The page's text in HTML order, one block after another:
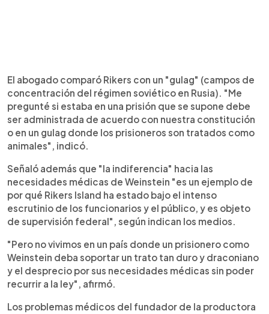
El abogado comparó Rikers con un "gulag" (campos de
concentración del régimen soviético en Rusia). "Me
pregunté si estaba en una prisión que se supone debe
ser administrada de acuerdo con nuestra constitución
o en un gulag donde los prisioneros son tratados como
animales", indicó.
Señaló además que "la indiferencia" hacia las
necesidades médicas de Weinstein "es un ejemplo de
por qué Rikers Island ha estado bajo el intenso
escrutinio de los funcionarios y el público, y es objeto
de supervisión federal", según indican los medios.
"Pero no vivimos en un país donde un prisionero como
Weinstein deba soportar un trato tan duro y draconiano
y el desprecio por sus necesidades médicas sin poder
recurrir a la ley", afirmó.
Los problemas médicos del fundador de la productora